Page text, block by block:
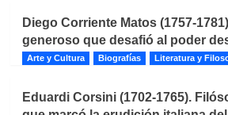
Diego Corriente Matos (1757-
generoso que desafió al poder
Arte y Cultura Biografías Literatura y
Eduardi Corsini (1702-1765).